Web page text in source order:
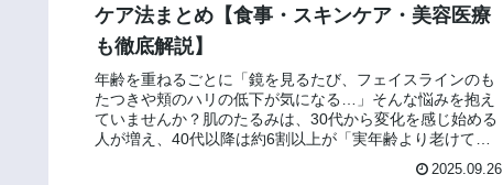
ケア法まとめ【食事・スキンケア・美容医療
も徹底解説】
年齢を重ねるごとに「鏡を見るたび、フェイスラインのも
たつきや頬のハリの低下が気になる…」そんな悩みを抱え
ていませんか？肌のたるみは、30代から変化を感じ始める
人が増え、40代以降は約6割以上が「実年齢より老けて見
2025.09.26